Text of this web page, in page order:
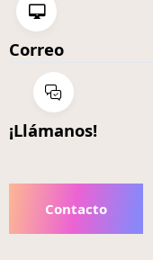
Correo
¡Llámanos!
Contacto